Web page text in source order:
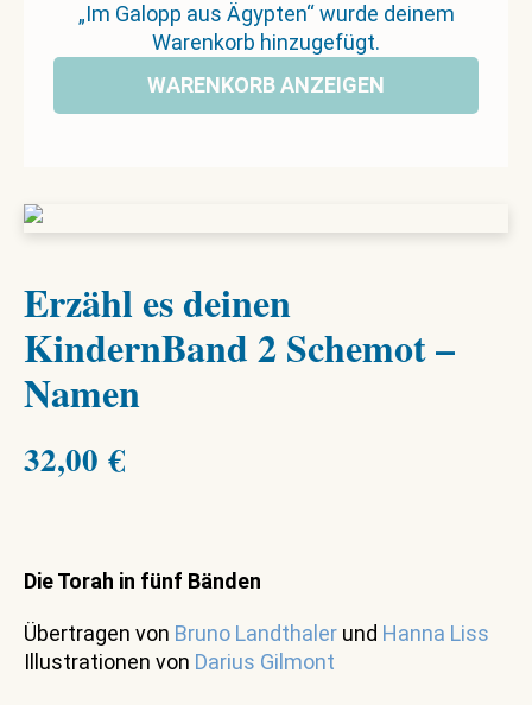
„Im Galopp aus Ägypten“ wurde deinem
Warenkorb hinzugefügt.
WARENKORB ANZEIGEN
Erzähl es deinen
KindernBand 2 Schemot –
Namen
32,00 €
Die Torah in fünf Bänden
Übertragen von Bruno Landthaler und Hanna Liss
Illustrationen von Darius Gilmont